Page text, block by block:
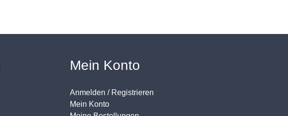
Mein Konto
Anmelden / Registrieren
Mein Konto